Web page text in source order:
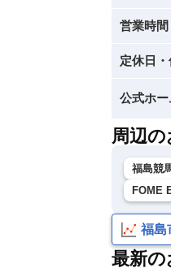
営業時間
定休日・
公式ホ
周辺
福島競
FOME
福島
最新の